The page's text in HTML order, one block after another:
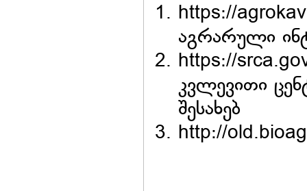
https://
აგრარული
https://
კვლევითი
შესახებ
http://